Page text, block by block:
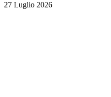
27 Luglio 2026